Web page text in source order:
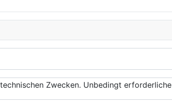
Zwecken. Unbedingt